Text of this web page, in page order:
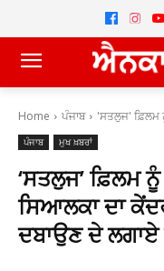
Home ਪੰਜਾਬ 'ਸਤਲੁਜ' ਫ਼ਿਲਮ
ਪੰਜਾਬ ਮੁਖ ਖ਼ਬਰਾਂ
‘ਸਤਲੁਜ’ ਫ਼ਿਲਮ
ਸਿਆਲਕਾ ਦਾ
ਦਬਾਉਣ ਦੇ